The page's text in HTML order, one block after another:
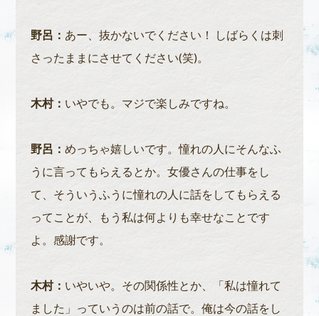
野呂： あー、抜かないでください！ しばらくは刺
さったままにさせてください(笑)。
木村： いやでも。マジで楽しみですね。
野呂： めっちゃ嬉しいです。憧れの人にそんなふ
うに言ってもらえるとか。女優さんの仕事をし
て、そういうふうに憧れの人に話をしてもらえる
ってことが、もう私は何よりも幸せなことです
よ。感謝です。
木村： いやいや。その関係性とか、「私は憧れて
ました」っていうのは前の話で。俺は今の話をし